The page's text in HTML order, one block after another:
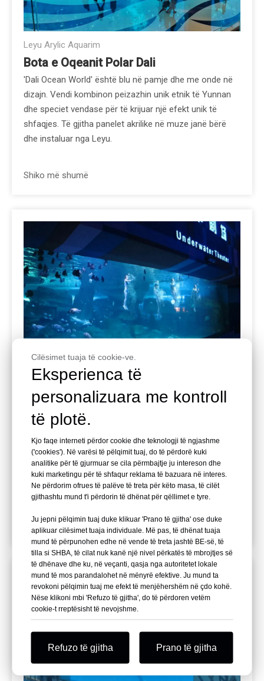
Leyu Arylic Aquarim
Bota e Oqeanit Polar Dali
'Dali Ocean World' është blu në pamje dhe me onde në
dizajn. Vendi kombinon peizazhin unik etnik të Yunnan
dhe speciet vendase për të krijuar një efekt unik të
shfaqjes. Të gjitha panelet akrilike në muze janë bërë
dhe instaluar nga Leyu.
Shiko më shumë
Leyu Arylic Aquarim
Bota Nënujore Shandong Jinan
Quancheng
Prodhimi i pllakave dhe instalimi i ndërtimit, i cili zgjati
për më shumë se një vit, është oqeanariumi më i madh
në Kinë për momentin, dhe është gjithashtu
oqeanariumi më i madh në Azi. Të gjitha panelet në
Cilësimet tuaja të cookie-ve.
Eksperienca të
personalizuara me kontroll
të plotë.
Kjo faqe interneti përdor cookie dhe teknologji të ngjashme
('cookies'). Në varësi të pëlqimit tuaj, do të përdorë kuki
analitike për të gjurmuar se cila përmbajtje ju intereson dhe
kuki marketingu për të shfaqur reklama të bazuara në interes.
Ne përdorim ofrues të palëve të treta për këto masa, të cilët
gjithashtu mund t'i përdorin të dhënat për qëllimet e tyre.
Ju jepni pëlqimin tuaj duke klikuar 'Prano të gjitha' ose duke
aplikuar cilësimet tuaja individuale. Më pas, të dhënat tuaja
mund të përpunohen edhe në vende të treta jashtë BE-së, të
tilla si SHBA, të cilat nuk kanë një nivel përkatës të mbrojtjes së
të dhënave dhe ku, në veçanti, qasja nga autoritetet lokale
mund të mos parandalohet në mënyrë efektive. Ju mund ta
revokoni pëlqimin tuaj me efekt të menjëhershëm në çdo kohë.
Nëse klikoni mbi 'Refuzo të gjitha', do të përdoren vetëm
cookie-t rreptësisht të nevojshme.
Refuzo të gjitha Prano të gjitha